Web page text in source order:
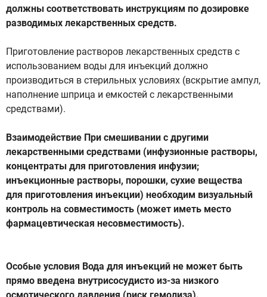
должны соответствовать инструкциям по дозировке
разводимых лекарственных средств.
Приготовление растворов лекарственных средств с
использованием воды для инъекций должно
производиться в стерильных условиях (вскрытие ампул,
наполнение шприца и емкостей с лекарственными
средствами).
Взаимодействие При смешивании с другими
лекарственными средствами (инфузионные растворы,
концентраты для приготовления инфузии;
инъекционные растворы, порошки, сухие вещества
для приготовления инъекции) необходим визуальный
контроль на совместимость (может иметь место
фармацевтическая несовместимость).
Особые условия Вода для инъекций не может быть
прямо введена внутрисосудисто из-за низкого